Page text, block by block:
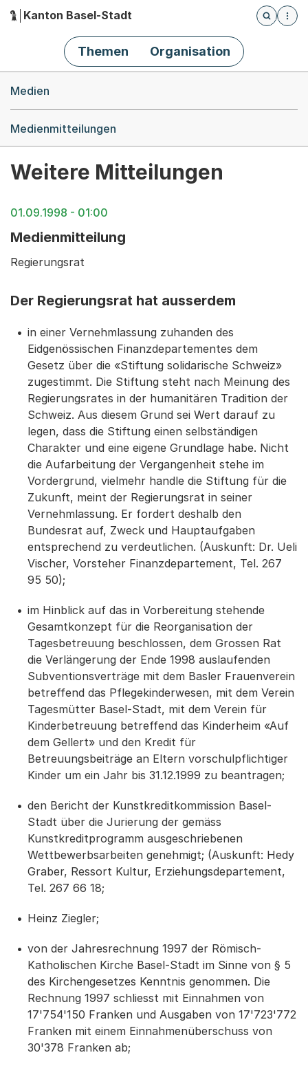
Hauptnavigation
Kanton Basel-Stadt
Öffnet
Themen Organisation
Medien
Medienmitteilungen
Weitere Mitteilungen
01.09.1998 - 01:00
Medienmitteilung
Regierungsrat
Der Regierungsrat hat ausserdem
in einer Vernehmlassung zuhanden des
Eidgenössischen Finanzdepartementes dem
Gesetz über die «Stiftung solidarische Schweiz»
zugestimmt. Die Stiftung steht nach Meinung des
Regierungsrates in der humanitären Tradition der
Schweiz. Aus diesem Grund sei Wert darauf zu
legen, dass die Stiftung einen selbständigen
Charakter und eine eigene Grundlage habe. Nicht
die Aufarbeitung der Vergangenheit stehe im
Vordergrund, vielmehr handle die Stiftung für die
Zukunft, meint der Regierungsrat in seiner
Vernehmlassung. Er fordert deshalb den
Bundesrat auf, Zweck und Hauptaufgaben
entsprechend zu verdeutlichen. (Auskunft: Dr. Ueli
Vischer, Vorsteher Finanzdepartement, Tel. 267
95 50);
im Hinblick auf das in Vorbereitung stehende
Gesamtkonzept für die Reorganisation der
Tagesbetreuung beschlossen, dem Grossen Rat
die Verlängerung der Ende 1998 auslaufenden
Subventionsverträge mit dem Basler Frauenverein
betreffend das Pflegekinderwesen, mit dem Verein
Tagesmütter Basel-Stadt, mit dem Verein für
Kinderbetreuung betreffend das Kinderheim «Auf
dem Gellert» und den Kredit für
Betreuungsbeiträge an Eltern vorschulpflichtiger
Kinder um ein Jahr bis 31.12.1999 zu beantragen;
den Bericht der Kunstkreditkommission Basel-
Stadt über die Jurierung der gemäss
Kunstkreditprogramm ausgeschriebenen
Wettbewerbsarbeiten genehmigt; (Auskunft: Hedy
Graber, Ressort Kultur, Erziehungsdepartement,
Tel. 267 66 18;
Heinz Ziegler;
von der Jahresrechnung 1997 der Römisch-
Katholischen Kirche Basel-Stadt im Sinne von § 5
des Kirchengesetzes Kenntnis genommen. Die
Rechnung 1997 schliesst mit Einnahmen von
17'754'150 Franken und Ausgaben von 17'723'772
Franken mit einem Einnahmenüberschuss von
30'378 Franken ab;